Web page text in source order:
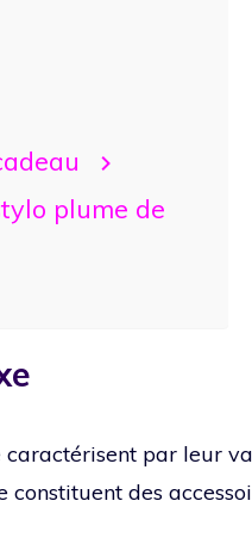
plume de
par leur
des